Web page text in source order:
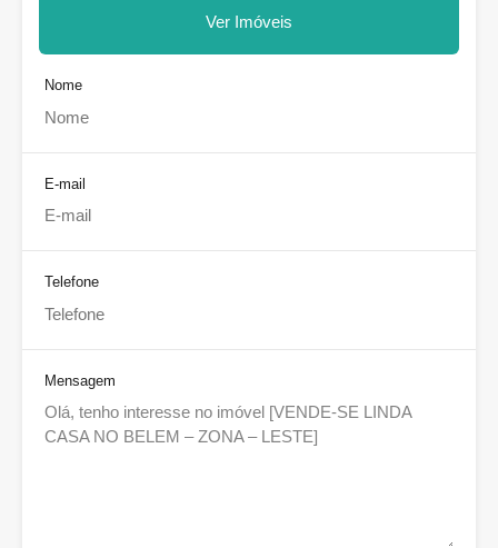
Ver Imóveis
Nome
E-mail
Telefone
Mensagem